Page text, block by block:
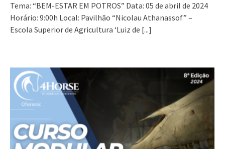
Tema: “BEM-ESTAR EM POTROS” Data: 05 de abril de 2024
Horário: 9:00h Local: Pavilhão “Nicolau Athanassof” –
Escola Superior de Agricultura ‘Luiz de [...]